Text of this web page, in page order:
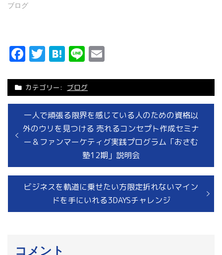
ブログ
Facebook
Twitter
Hatena
Line
カテゴリー: ブログ
投
稿
ナ
過
去
の
稿:
一人で頑張る限界を感じている人のための資格以
外のウリを見つける 売れるコンセプト作成セミナ
ー＆ファンマーケティグ実践プログラム「おさむ
塾12期」説明会
次
投
ビジネスを軌道に乗せたい方限定折れないマイン
ドを手にいれる3DAYSチャレンジ
コメント